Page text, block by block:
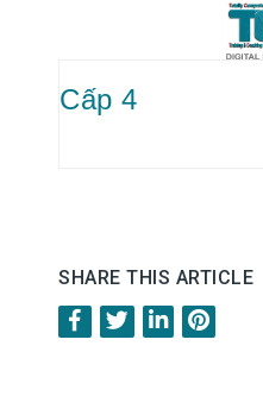
Cấp 4
SHARE THIS ARTICLE